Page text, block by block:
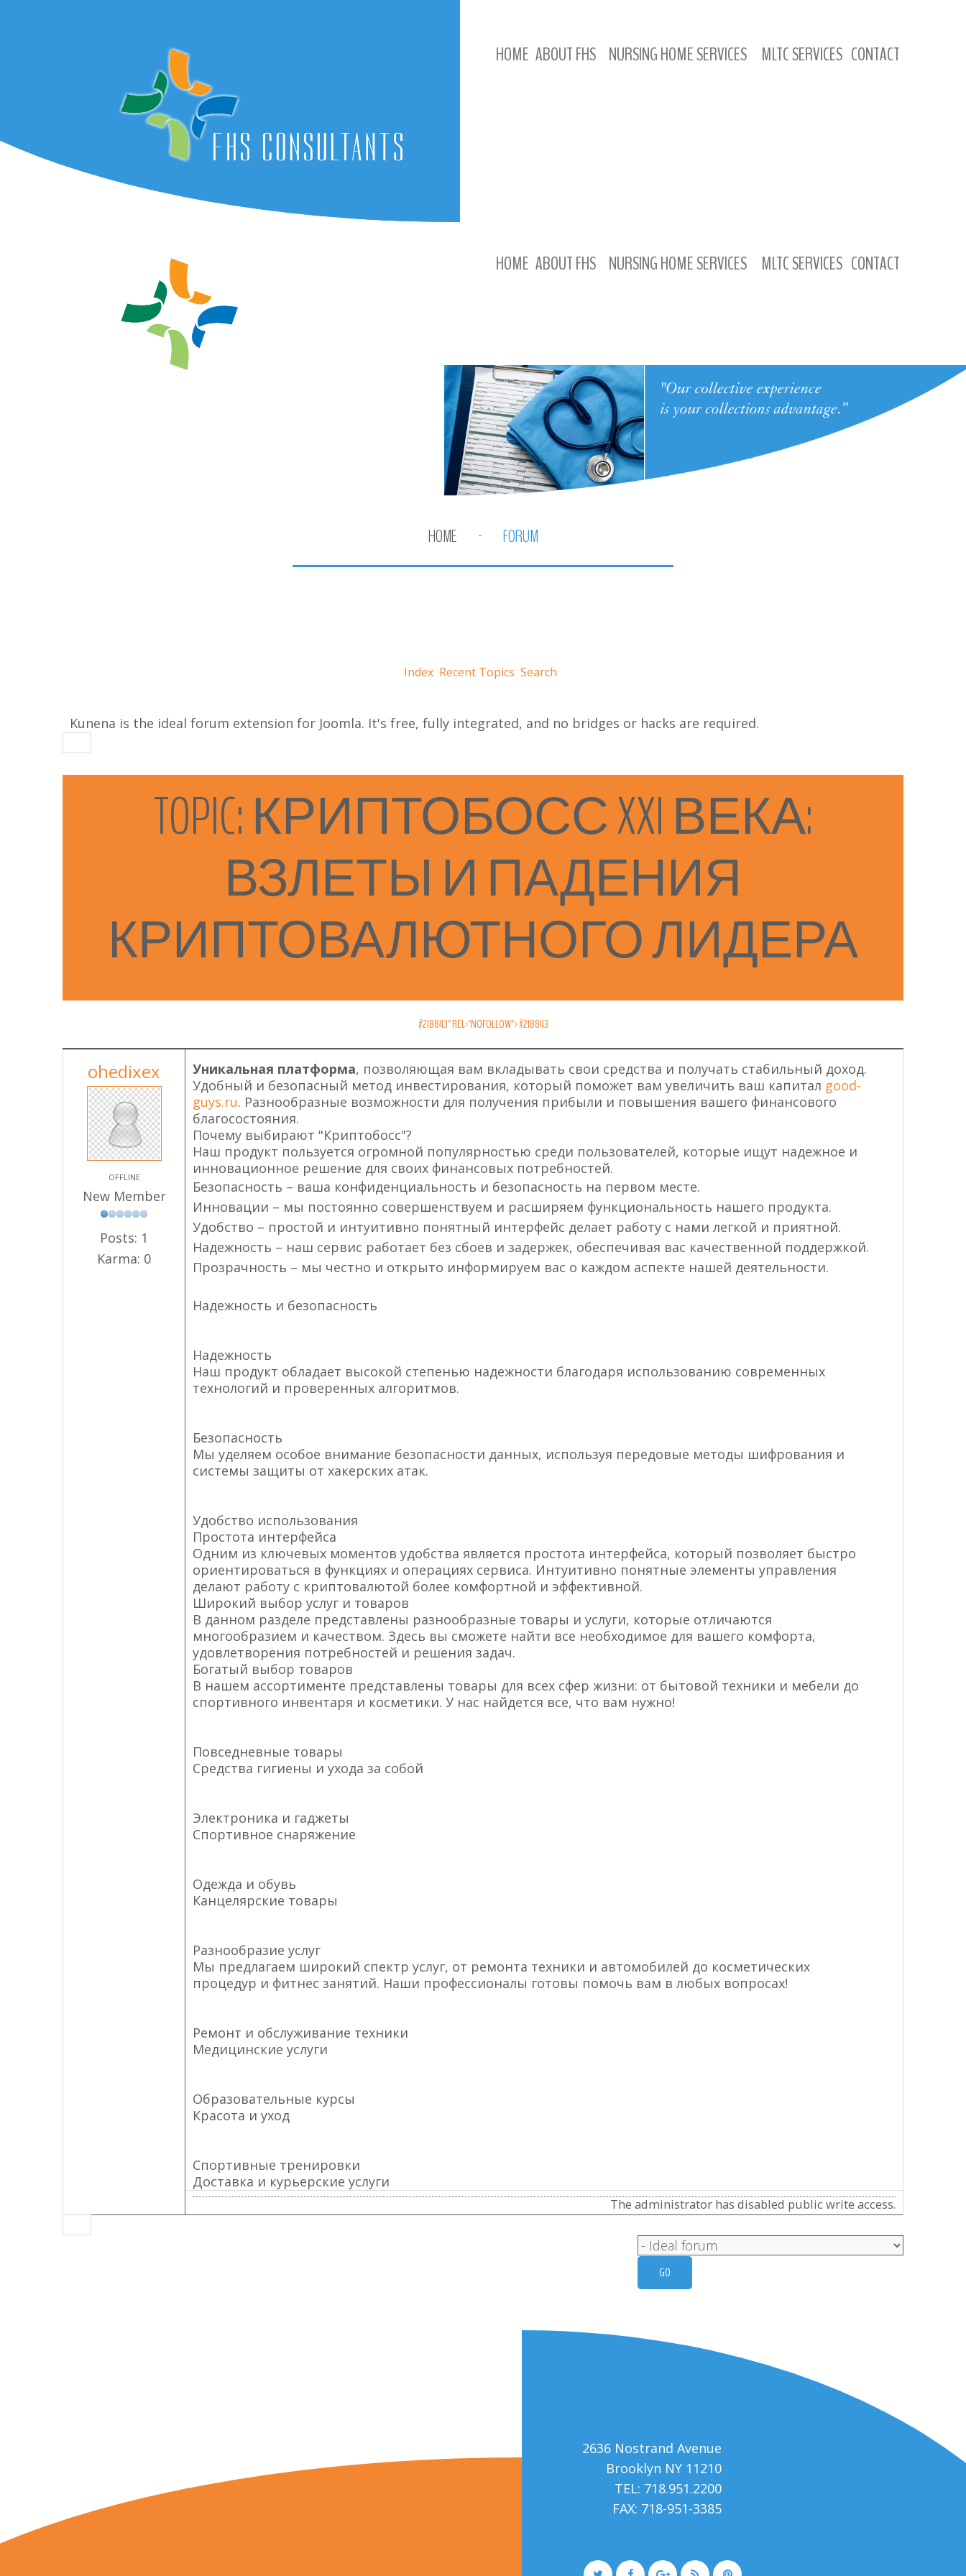
HOME ABOUT FHS NURSING HOME SERVICES MLTC SERVICES CONTACT
HOME ABOUT FHS NURSING HOME SERVICES MLTC SERVICES CONTACT
HOME FORUM
Index Recent Topics Search
Kunena is the ideal forum extension for Joomla. It's free, fully integrated, and no bridges or hacks are required.
TOPIC: КРИПТОБОССXXI ВЕКА:
ВЗЛЕТЫ И ПАДЕНИЯ
КРИПТОВАЛЮТНОГОЛИДЕРА
#218843" REL="NOFOLLOW">#218843
ohedixex
OFFLINE
New Member
Posts: 1
Karma: 0
Уникальная платформа, позволяющая вам вкладывать свои средства и получать стабильный доход.
Удобный и безопасный метод инвестирования, который поможет вам увеличить ваш капитал good-
guys.ru. Разнообразные возможности для получения прибыли и повышения вашего финансового
благосостояния.
Почему выбирают "Криптобосс"?
Наш продукт пользуется огромной популярностью среди пользователей, которые ищут надежное и
инновационное решение для своих финансовых потребностей.
Безопасность – ваша конфиденциальность и безопасность на первом месте.
Инновации – мы постоянно совершенствуем и расширяем функциональность нашего продукта.
Удобство – простой и интуитивно понятный интерфейс делает работу с нами легкой и приятной.
Надежность – наш сервис работает без сбоев и задержек, обеспечивая вас качественной поддержкой.
Прозрачность – мы честно и открыто информируем вас о каждом аспекте нашей деятельности.
Надежность и безопасность
Надежность
Наш продукт обладает высокой степенью надежности благодаря использованию современных
технологий и проверенных алгоритмов.
Безопасность
Мы уделяем особое внимание безопасности данных, используя передовые методы шифрования и
системы защиты от хакерских атак.
Удобство использования
Простота интерфейса
Одним из ключевых моментов удобства является простота интерфейса, который позволяет быстро
ориентироваться в функциях и операциях сервиса. Интуитивно понятные элементы управления
делают работу с криптовалютой более комфортной и эффективной.
Широкий выбор услуг и товаров
В данном разделе представлены разнообразные товары и услуги, которые отличаются
многообразием и качеством. Здесь вы сможете найти все необходимое для вашего комфорта,
удовлетворения потребностей и решения задач.
Богатый выбор товаров
В нашем ассортименте представлены товары для всех сфер жизни: от бытовой техники и мебели до
спортивного инвентаря и косметики. У нас найдется все, что вам нужно!
Повседневные товары
Средства гигиены и ухода за собой
Электроника и гаджеты
Спортивное снаряжение
Одежда и обувь
Канцелярские товары
Разнообразие услуг
Мы предлагаем широкий спектр услуг, от ремонта техники и автомобилей до косметических
процедур и фитнес занятий. Наши профессионалы готовы помочь вам в любых вопросах!
Ремонт и обслуживание техники
Медицинские услуги
Образовательные курсы
Красота и уход
Спортивные тренировки
Доставка и курьерские услуги
The administrator has disabled public write access.
2636 Nostrand Avenue
Brooklyn NY 11210
TEL: 718.951.2200
FAX: 718-951-3385